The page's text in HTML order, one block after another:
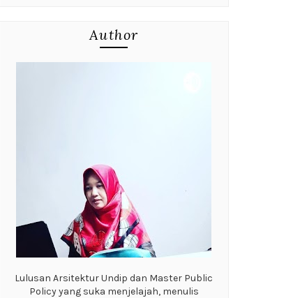
Author
Lulusan Arsitektur Undip dan Master Public
Policy yang suka menjelajah, menulis